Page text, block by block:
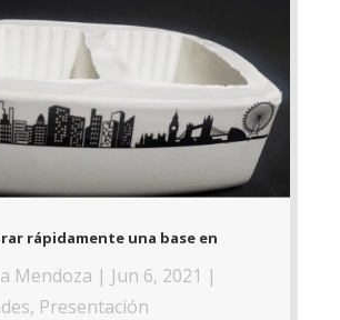
rápidamente una base en
Mendoza | Jun 6, 2021 |
, Presentación